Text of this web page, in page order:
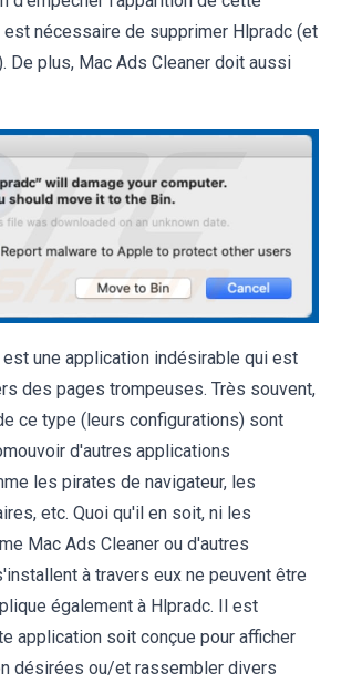
nécessaire de supprimer Hlpradc (et
De plus, Mac Ads Cleaner doit aussi
est une application indésirable qui est
des pages trompeuses. Très souvent,
ce type (leurs configurations) sont
d'autres applications
les pirates de navigateur, les
etc. Quoi qu'il en soit, ni les
Mac Ads Cleaner ou d'autres
à travers eux ne peuvent être
également à Hlpradc. Il est
application soit conçue pour afficher
désirées ou/et rassembler divers